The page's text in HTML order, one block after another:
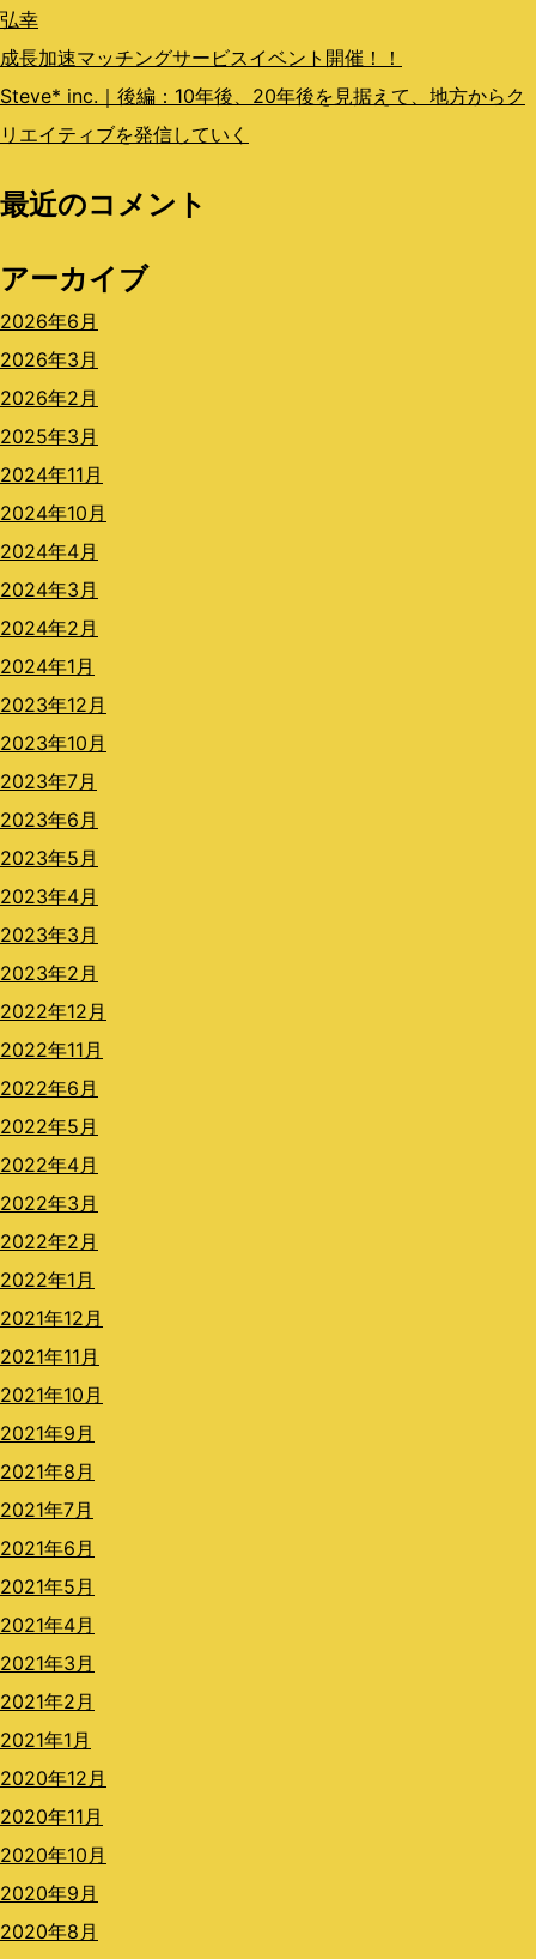
弘幸
成長加速マッチングサービスイベント開催！！
Steve* inc.｜後編：10年後、20年後を見据えて、地方からク
リエイティブを発信していく
最近のコメント
アーカイブ
2026年6月
2026年3月
2026年2月
2025年3月
2024年11月
2024年10月
2024年4月
2024年3月
2024年2月
2024年1月
2023年12月
2023年10月
2023年7月
2023年6月
2023年5月
2023年4月
2023年3月
2023年2月
2022年12月
2022年11月
2022年6月
2022年5月
2022年4月
2022年3月
2022年2月
2022年1月
2021年12月
2021年11月
2021年10月
2021年9月
2021年8月
2021年7月
2021年6月
2021年5月
2021年4月
2021年3月
2021年2月
2021年1月
2020年12月
2020年11月
2020年10月
2020年9月
2020年8月